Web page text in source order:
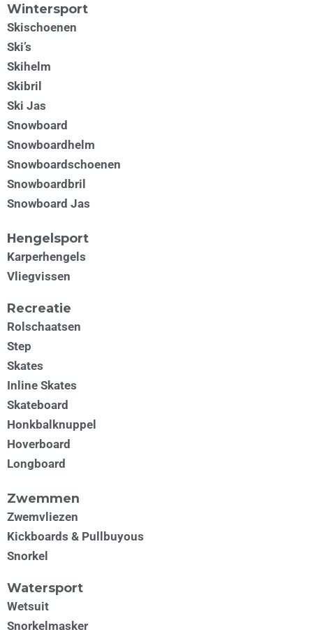
Wintersport
Skischoenen
Ski’s
Skihelm
Skibril
Ski Jas
Snowboard
Snowboardhelm
Snowboardschoenen
Snowboardbril
Snowboard Jas
Hengelsport
Karperhengels
Vliegvissen
Recreatie
Rolschaatsen
Step
Skates
Inline Skates
Skateboard
Honkbalknuppel
Hoverboard
Longboard
Zwemmen
Zwemvliezen
Kickboards & Pullbuyous
Snorkel
Watersport
Wetsuit
Snorkelmasker